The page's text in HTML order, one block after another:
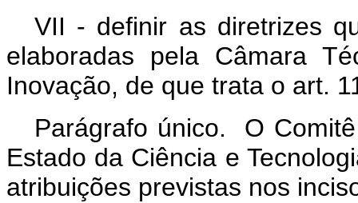
VII - definir as diretrizes
elaboradas pela Câmara
Inovação, de que trata o art.
Parágrafo único. O
Estado da Ciência e
atribuições previstas nos